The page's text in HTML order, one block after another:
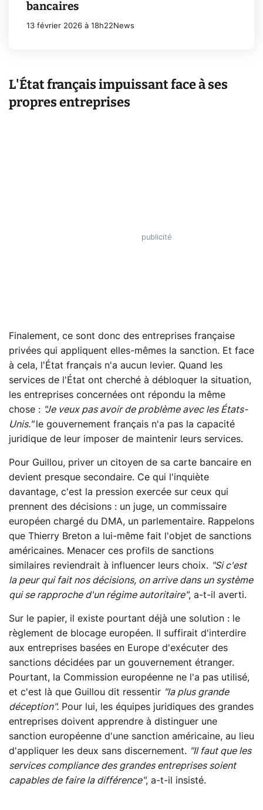
bancaires
13 février 2026 à 18h22 News
L'État français impuissant face à ses
propres entreprises
Finalement, ce sont donc des entreprises française
privées qui appliquent elles-mêmes la sanction. Et face
à cela, l'État français n'a aucun levier. Quand les
services de l'État ont cherché à débloquer la situation,
les entreprises concernées ont répondu la même
chose : "Je veux pas avoir de problème avec les États-
Unis." le gouvernement français n'a pas la capacité
juridique de leur imposer de maintenir leurs services.
Pour Guillou, priver un citoyen de sa carte bancaire en
devient presque secondaire. Ce qui l'inquiète
davantage, c'est la pression exercée sur ceux qui
prennent des décisions : un juge, un commissaire
européen chargé du DMA, un parlementaire. Rappelons
que Thierry Breton a lui-même fait l'objet de sanctions
américaines. Menacer ces profils de sanctions
similaires reviendrait à influencer leurs choix. "Si c'est
la peur qui fait nos décisions, on arrive dans un système
qui se rapproche d'un régime autoritaire", a-t-il averti.
Sur le papier, il existe pourtant déjà une solution : le
règlement de blocage européen. Il suffirait d'interdire
aux entreprises basées en Europe d'exécuter des
sanctions décidées par un gouvernement étranger.
Pourtant, la Commission européenne ne l'a pas utilisé,
et c'est là que Guillou dit ressentir "la plus grande
déception". Pour lui, les équipes juridiques des grandes
entreprises doivent apprendre à distinguer une
sanction européenne d'une sanction américaine, au lieu
d'appliquer les deux sans discernement. "Il faut que les
services compliance des grandes entreprises soient
capables de faire la différence", a-t-il insisté.